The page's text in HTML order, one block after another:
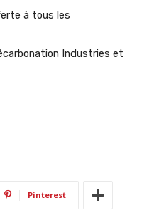
à tous les
Industries et
Pinterest